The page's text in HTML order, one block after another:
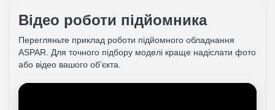
Відео роботи підйомника
Перегляньте приклад роботи підйомного обладнання
ASPAR. Для точного підбору моделі краще надіслати фото
або відео вашого об’єкта.